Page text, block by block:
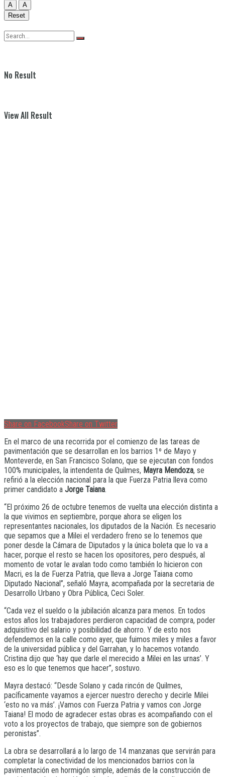
No Result
View All Result
A
A
Reset
Share on FacebookShare on Twitter
En el marco de una recorrida por el comienzo de las tareas de
pavimentación que se desarrollan en los barrios 1º de Mayo y
Monteverde, en San Francisco Solano, que se ejecutan con fondos
100% municipales, la intendenta de Quilmes, Mayra Mendoza, se
refirió a la elección nacional para la que Fuerza Patria lleva como
primer candidato a Jorge Taiana.
“El próximo 26 de octubre tenemos de vuelta una elección distinta a
la que vivimos en septiembre, porque ahora se eligen los
representantes nacionales, los diputados de la Nación. Es necesario
que sepamos que a Milei el verdadero freno se lo tenemos que
poner desde la Cámara de Diputados y la única boleta que lo va a
hacer, porque el resto se hacen los opositores, pero después, al
momento de votar le avalan todo como también lo hicieron con
Macri, es la de Fuerza Patria, que lleva a Jorge Taiana como
Diputado Nacional”, señaló Mayra, acompañada por la secretaria de
Desarrollo Urbano y Obra Pública, Ceci Soler.
“Cada vez el sueldo o la jubilación alcanza para menos. En todos
estos años los trabajadores perdieron capacidad de compra, poder
adquisitivo del salario y posibilidad de ahorro. Y de esto nos
defendemos en la calle como ayer, que fuimos miles y miles a favor
de la universidad pública y del Garrahan, y lo hacemos votando.
Cristina dijo que ‘hay que darle el merecido a Milei en las urnas’. Y
eso es lo que tenemos que hacer”, sostuvo.
Mayra destacó: “Desde Solano y cada rincón de Quilmes,
pacíficamente vayamos a ejercer nuestro derecho y decirle Milei
‘esto no va más’. ¡Vamos con Fuerza Patria y vamos con Jorge
Taiana! El modo de agradecer estas obras es acompañando con el
voto a los proyectos de trabajo, que siempre son de gobiernos
peronistas”.
La obra se desarrollará a lo largo de 14 manzanas que servirán para
completar la conectividad de los mencionados barrios con la
pavimentación en hormigón simple, además de la construcción de